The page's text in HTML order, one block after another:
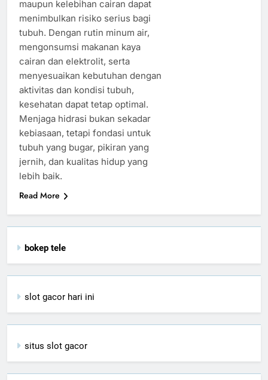
maupun kelebihan cairan dapat
menimbulkan risiko serius bagi
tubuh. Dengan rutin minum air,
mengonsumsi makanan kaya
cairan dan elektrolit, serta
menyesuaikan kebutuhan dengan
aktivitas dan kondisi tubuh,
kesehatan dapat tetap optimal.
Menjaga hidrasi bukan sekadar
kebiasaan, tetapi fondasi untuk
tubuh yang bugar, pikiran yang
jernih, dan kualitas hidup yang
lebih baik.
Read More
bokep tele
slot gacor hari ini
situs slot gacor